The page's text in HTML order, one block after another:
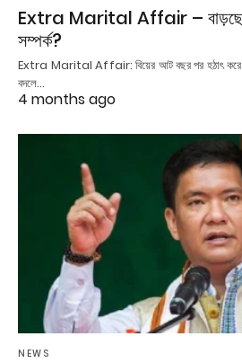
Extra Marital Affair – বাড়ছে
সম্পর্ক?
Extra Marital Affair: বিয়ের আট বছর পর হঠাৎ করে
বদলে…
4 months ago
NEWS